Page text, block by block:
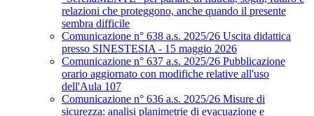
relazioni che proteggono, anche quando il presente
sembra difficile
Comunicazione n° 638 a.s. 2025/26 Uscita didattica
presso SINESTESIA - 15 maggio 2026
Comunicazione n° 637 a.s. 2025/26 Pubblicazione
orario aggiornato con modifiche relative all'uso
dell'Aula 107
Comunicazione n° 636 a.s. 2025/26 Misure di
sicurezza: analisi planimetrie di evacuazione e